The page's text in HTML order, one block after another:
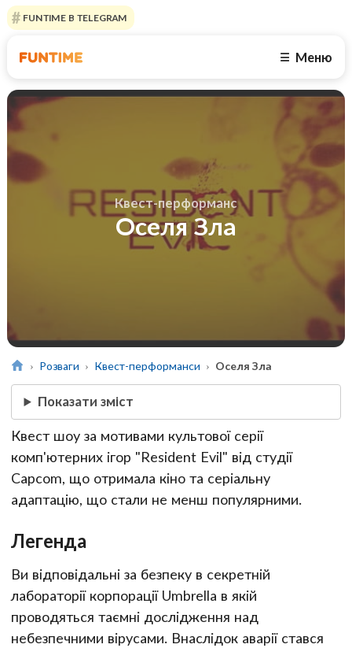
FUNTIME В TELEGRAM
☰ Меню
Квест-перформанс
Оселя Зла
Розваги Квест-перформанси Оселя Зла
Показати зміст
Квест шоу за мотивами культової серії
комп'ютерних ігор "Resident Evil" від студії
Capcom, що отримала кіно та серіальну
адаптацію, що стали не менш популярними.
Легенда
Ви відповідальні за безпеку в секретній
лабораторії корпорації Umbrella в якій
проводяться таємні дослідження над
небезпечними вірусами. Внаслідок аварії стався